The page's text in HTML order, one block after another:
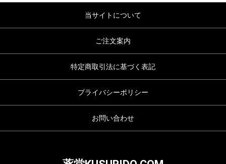
当サイトについて
ご注文案内
特定商取引法に基づく表記
プライバシーポリシー
お問い合わせ